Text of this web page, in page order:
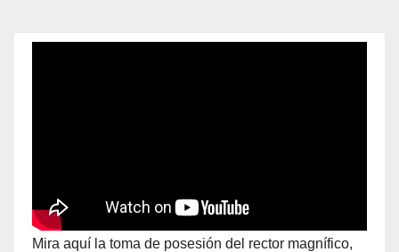
Mira aquí la toma de posesión del rector magnífico,